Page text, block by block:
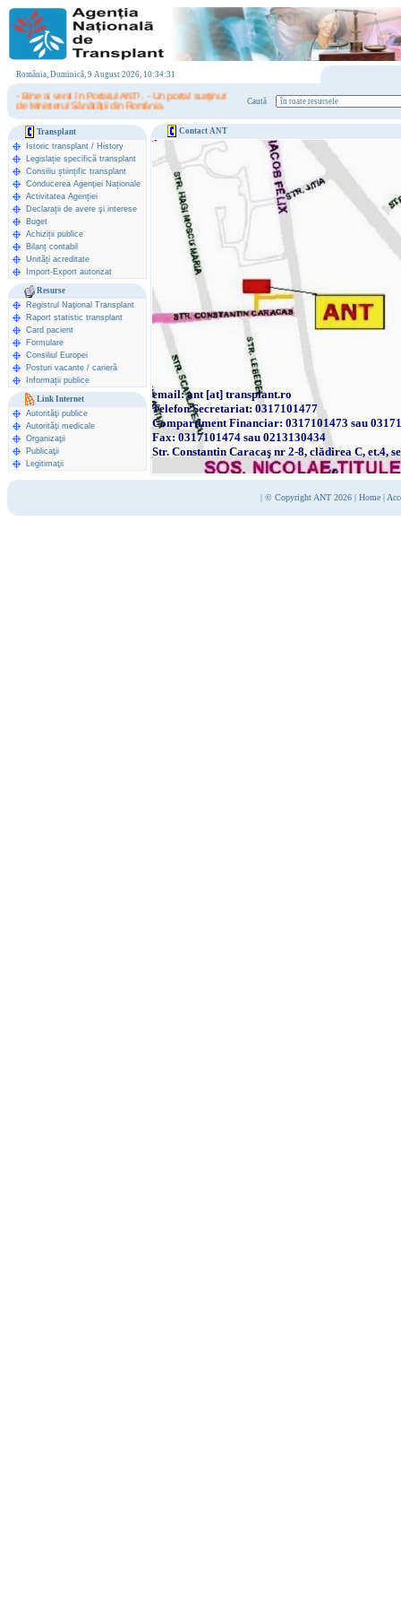
România, Duminică, 9 August 2026, 10:34:31
- Bine ai venit în Portalul ANT! . - Un portal susţinut
de Ministerul Sănătăţii din România.
Caută
Transplant
Istoric transplant / History
Legislație specifică transplant
Consiliu științific transplant
Conducerea Agenţiei Naționale
Activitatea Agenției
Declarații de avere şi interese
Buget
Achiziții publice
Bilanț contabil
Unități acreditate
Import-Export autorizat
Resurse
Registrul Naţional Transplant
Raport statistic transplant
Card pacient
Formulare
Consiliul Europei
Posturi vacante / carieră
Informații publice
Link Internet
Autorităţi publice
Autorităţi medicale
Organizaţii
Publicaţii
Legitimaţii
Contact ANT
email: ant [at] transplant.ro
Telefon Secretariat: 0317101477
Compartiment Financiar: 0317101473 sau
Fax: 0317101474 sau 0213130434
Str. Constantin Caracaş nr 2-8, clădirea C, et.4,
| © Copyright ANT 2026 | Home |